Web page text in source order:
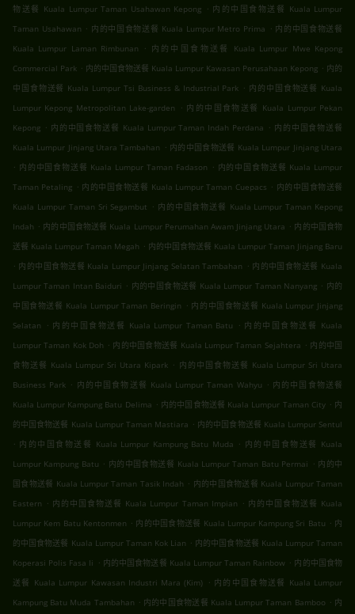
物送餐 Kuala Lumpur Taman Usahawan Kepong . 内的中国食物送餐 Kuala Lumpur
Taman Usahawan . 内的中国食物送餐 Kuala Lumpur Metro Prima . 内的中国食物送餐
Kuala Lumpur Laman Rimbunan
. 内的中国食物送餐 Kuala Lumpur Mwe Kepong
Commercial Park . 内的中国食物送餐 Kuala Lumpur Kawasan Perusahaan Kepong . 内的
中国食物送餐 Kuala Lumpur Tsi Business & Industrial Park . 内的中国食物送餐 Kuala
Lumpur Kepong Metropolitan Lake-garden
. 内的中国食物送餐 Kuala Lumpur Pekan
Kepong . 内的中国食物送餐 Kuala Lumpur Taman Indah Perdana . 内的中国食物送餐
Kuala Lumpur Jinjang Utara Tambahan . 内的中国食物送餐 Kuala Lumpur Jinjang Utara
. 内的中国食物送餐 Kuala Lumpur Taman Fadason . 内的中国食物送餐 Kuala Lumpur
Taman Petaling . 内的中国食物送餐 Kuala Lumpur Taman Cuepacs . 内的中国食物送餐
Kuala Lumpur Taman Sri Segambut . 内的中国食物送餐 Kuala Lumpur Taman Kepong
Indah . 内的中国食物送餐 Kuala Lumpur Perumahan Awam Jinjang Utara . 内的中国食物
送餐 Kuala Lumpur Taman Megah . 内的中国食物送餐 Kuala Lumpur Taman Jinjang Baru
. 内的中国食物送餐 Kuala Lumpur Jinjang Selatan Tambahan . 内的中国食物送餐 Kuala
Lumpur Taman Intan Baiduri . 内的中国食物送餐 Kuala Lumpur Taman Nanyang . 内的
中国食物送餐 Kuala Lumpur Taman Beringin . 内的中国食物送餐 Kuala Lumpur Jinjang
Selatan
. 内的中国食物送餐 Kuala Lumpur Taman Batu . 内的中国食物送餐 Kuala
Lumpur Taman Kok Doh . 内的中国食物送餐 Kuala Lumpur Taman Sejahtera . 内的中国
食物送餐 Kuala Lumpur Sri Utara Kipark . 内的中国食物送餐 Kuala Lumpur Sri Utara
Business Park . 内的中国食物送餐 Kuala Lumpur Taman Wahyu . 内的中国食物送餐
Kuala Lumpur Kampung Batu Delima . 内的中国食物送餐 Kuala Lumpur Taman City . 内
的中国食物送餐 Kuala Lumpur Taman Mastiara . 内的中国食物送餐 Kuala Lumpur Sentul
. 内的中国食物送餐 Kuala Lumpur Kampung Batu Muda . 内的中国食物送餐 Kuala
Lumpur Kampung Batu . 内的中国食物送餐 Kuala Lumpur Taman Batu Permai . 内的中
国食物送餐 Kuala Lumpur Taman Tasik Indah . 内的中国食物送餐 Kuala Lumpur Taman
Eastern . 内的中国食物送餐 Kuala Lumpur Taman Impian . 内的中国食物送餐 Kuala
Lumpur Kem Batu Kentonmen . 内的中国食物送餐 Kuala Lumpur Kampung Sri Batu . 内
的中国食物送餐 Kuala Lumpur Taman Kok Lian . 内的中国食物送餐 Kuala Lumpur Taman
Koperasi Polis Fasa Ii . 内的中国食物送餐 Kuala Lumpur Taman Rainbow . 内的中国食物
送餐 Kuala Lumpur Kawasan Industri Mara (Kim) . 内的中国食物送餐 Kuala Lumpur
Kampung Batu Muda Tambahan . 内的中国食物送餐 Kuala Lumpur Taman Bamboo . 内